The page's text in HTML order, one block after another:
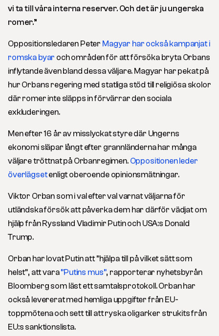
vi ta till våra interna reserver. Och det är ju ungerska
romer.”
Oppositionsledaren Peter Magyar har också kampanjat i
romska byar och områden för att försöka bryta Orbans
inflytande även bland dessa väljare. Magyar har pekat på
hur Orbans regering med statliga stöd till religiösa skolor
där romer inte släpps in förvärrar den sociala
exkluderingen.
Men efter 16 år av misslyckat styre där Ungerns
ekonomi släpar långt efter grannländerna har många
väljare tröttnat på Orbanregimen. Oppositionen leder
överlägsetenligt oberoende opinionsmätningar.
Viktor Orban som i val efter val varnat väljarna för
utländska försök att påverka dem har därför vädjat om
hjälp från Ryssland Vladimir Putin och USA:s Donald
Trump.
Orban har lovat Putin att ”hjälpa till på vilket sätt som
helst”, att vara”Putins mus”, rapporterar nyhetsbyrån
Bloomberg som läst ett samtalsprotokoll. Orban har
också levererat med hemliga uppgifter från EU-
toppmötena och sett till att ryska oligarker strukits från
EU:s sanktionslista.